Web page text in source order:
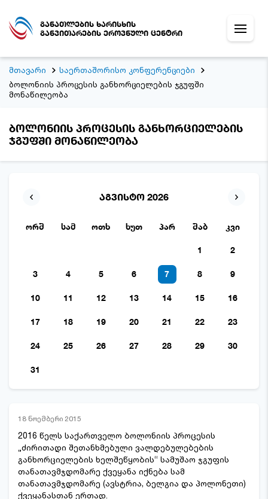
განათლების ხარისხის
განვითარების ეროვნული ცენტრი
მთავარი
საერთაშორისო კონფერენციები
ბოლონიის პროცესის განხორციელების ჯგუფში
მონაწილეობა
ბოლონიის პროცესის განხორციელების
ჯგუფში მონაწილეობა
აგვისტო 2026
ორშ სამ ოთხ ხუთ პარ შაბ კვი
1 2
3 4 5 6 7 8 9
10 11 12 13 14 15 16
17 18 19 20 21 22 23
24 25 26 27 28 29 30
31
18 ნოემბერი 2015
2016 წელს საქართველო ბოლონიის პროცესის
„ძირითადი შეთანხმებული ვალდებულებების
განხორციელების ხელშეწყობის“ სამუშაო ჯგუფის
თანათავმჯდომარე ქვეყანა იქნება სამ
თანათავმჯდომარე (ავსტრია, ბელგია და პოლონეთი)
ქვეყანასთან ერთად.